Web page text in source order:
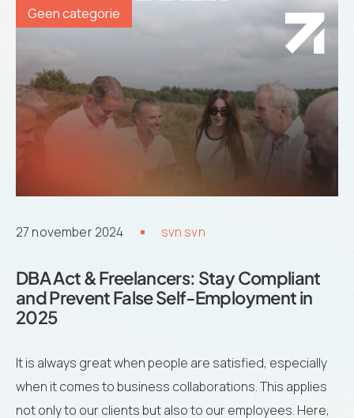
Geen categorie
27 november 2024 svn svn
DBA Act & Freelancers: Stay Compliant
and Prevent False Self-Employment in
2025
It is always great when people are satisfied, especially
when it comes to business collaborations. This applies
not only to our clients but also to our employees. Here,